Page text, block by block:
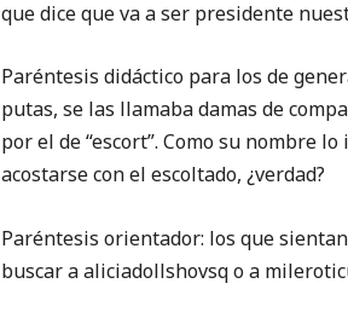
que dice que va a ser presidente
Paréntesis didáctico para los de
putas, se las llamaba damas de
por el de “escort”. Como su nombre
acostarse con el escoltado, ¿verdad?
Paréntesis orientador: los que
buscar a aliciadollshovsq o a